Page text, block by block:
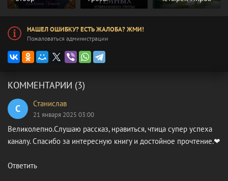
НАШЕЛ ОШИБКУ? ЕСТЬ ЖАЛОБА? ЖМИ!
Пожаловаться администрации
КОММЕНТАРИИ (3)
С Станислав
21 января 2025 03:00
Великолепно.Слушаю рассказ, нравиться, чтица супер успеха
каналу. Спасибо за интересную книгу и достойное прочтение.❤
Ответить